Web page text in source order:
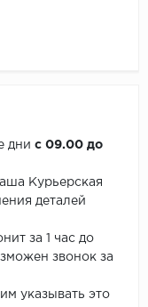
дни с 09.00 до
Курьерская
деталей
за 1 час до
звонок за
указывать это